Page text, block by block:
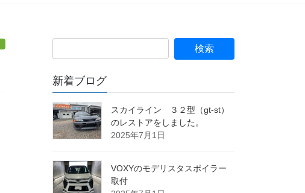
新着ブログ
スカイライン ３２型（gt-st）
のレストアをしました。
2025年7月1日
VOXYのモデリスタスポイラー
取付